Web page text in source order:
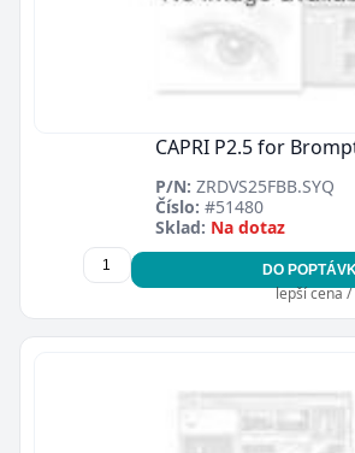
CAPRI P2.5 for
P/N: ZRDVS25FBB.SYQ
Číslo: #51480
Sklad: Na dotaz
DO
lepší cena